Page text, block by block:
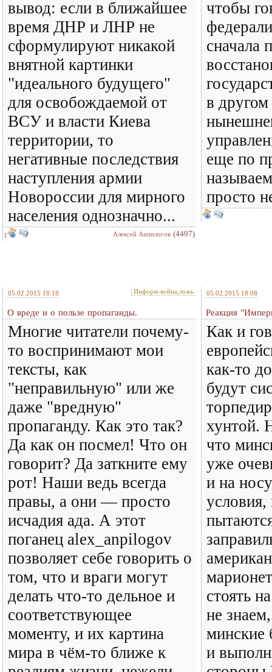
вывод: если в ближайшее
время ДНР и ЛНР не
сформулируют никакой
внятной картинки
"идеального будущего"
для освобождаемой от
ВСУ и власти Киева
территории, то
негативные последствия
наступления армии
Новороссии для мирного
населения однозначно...
1 Алексей Анпилогов (4497)
чтобы
сначала
в
еще по
просто
05.02.2015 18:18 Информ-война,ложь
О вреде и о пользе пропаганды.
Многие читатели почему-
то воспринимают мои
тексты, как
"неправильную" или же
даже "вредную"
пропаганду. Как это так?
Да как он посмел! Что он
говорит? Да заткните ему
рот! Наши ведь всегда
правы, а они — просто
исчадия ада. А этот
поганец alex_anpilogov
позволяет себе говорить о
том, что и враги могут
делать что-то дельное и
соответствующее
моменту, и их картина
мира в чём-то ближе к
05.02.2015 18:08
Реакция
Как и
как-то
будут
хунтой.
что
уже
и на
стоять
не
минские
и